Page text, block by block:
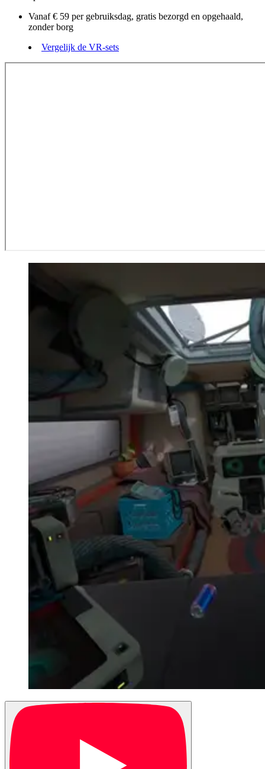
Vanaf € 59 per gebruiksdag, gratis bezorgd en opgehaald,
zonder borg
Vergelijk de VR-sets